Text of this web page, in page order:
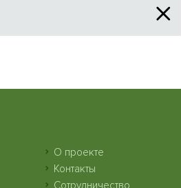
О проекте
Контакты
Сотрудничество